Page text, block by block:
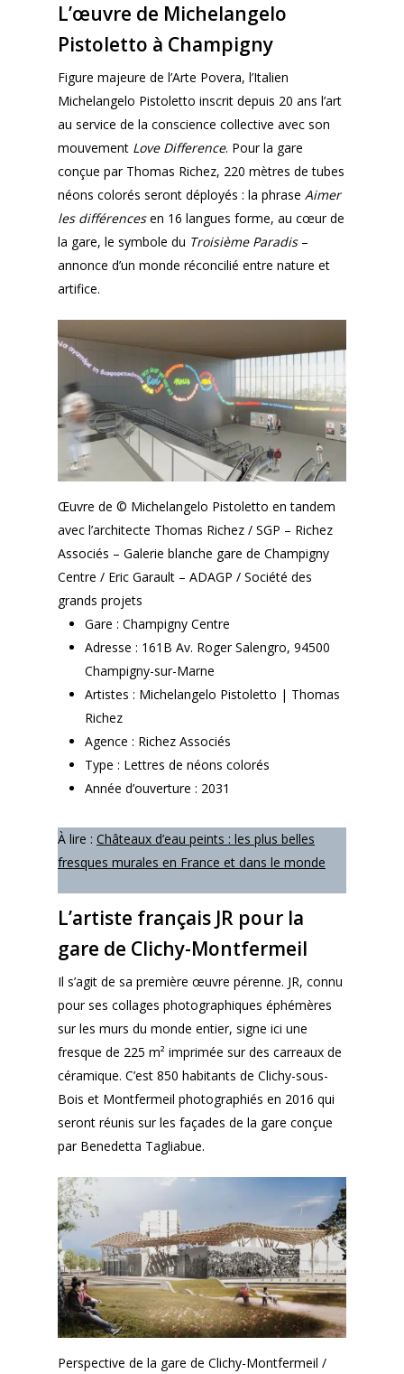
L’œuvre de Michelangelo
Pistoletto à Champigny
Figure majeure de l’Arte Povera, l’Italien
Michelangelo Pistoletto inscrit depuis 20 ans l’art
au service de la conscience collective avec son
mouvement Love Difference. Pour la gare
conçue par Thomas Richez, 220 mètres de tubes
néons colorés seront déployés : la phrase Aimer
les différencesen 16 langues forme, au cœur de
la gare, le symbole du Troisième Paradis–
annonce d’un monde réconcilié entre nature et
artifice.
Œuvre de © Michelangelo Pistoletto en tandem
avec l’architecte Thomas Richez / SGP – Richez
Associés – Galerie blanche gare de Champigny
Centre / Eric Garault – ADAGP / Société des
grands projets
Gare : Champigny Centre
Adresse : 161B Av. Roger Salengro, 94500
Champigny-sur-Marne
Artistes : Michelangelo Pistoletto | Thomas
Richez
Agence : Richez Associés
Type : Lettres de néons colorés
Année d’ouverture : 2031
À lire : Châteaux d’eau peints : les plus belles
fresques murales en France et dans le monde
L’artiste français JR pour la
gare de Clichy-Montfermeil
Il s’agit de sa première œuvre pérenne. JR, connu
pour ses collages photographiques éphémères
sur les murs du monde entier, signe ici une
fresque de 225 m² imprimée sur des carreaux de
céramique. C’est 850 habitants de Clichy-sous-
Bois et Montfermeil photographiés en 2016 qui
seront réunis sur les façades de la gare conçue
par Benedetta Tagliabue.
Perspective de la gare de Clichy-Montfermeil /